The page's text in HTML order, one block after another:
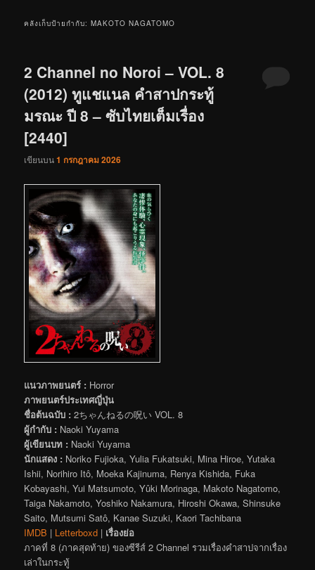
คลังเก็บป้ายกำกับ:MAKOTO NAGATOMO
2 Channel no Noroi – VOL. 8
(2012) ทูแชแนล คำสาปกระทู้
มรณะ ปี 8 – ซับไทยเต็มเรื่อง
[2440]
เขียนบน1 กรกฎาคม 2026
แนวภาพยนตร์ : Horror
ภาพยนตร์ประเทศญี่ปุ่น
ชื่อต้นฉบับ : 2ちゃんねるの呪い VOL. 8
ผู้กำกับ : Naoki Yuyama
ผู้เขียนบท : Naoki Yuyama
นักแสดง : Noriko Fujioka, Yulia Fukatsuki, Mina Hiroe, Yutaka
Ishii, Norihiro Itô, Moeka Kajinuma, Renya Kishida, Fuka
Kobayashi, Yui Matsumoto, Yûki Morinaga, Makoto Nagatomo,
Taiga Nakamoto, Yoshiko Nakamura, Hiroshi Okawa, Shinsuke
Saito, Mutsumi Satô, Kanae Suzuki, Kaori Tachibana
IMDB | Letterboxd | เรื่องย่อ
ภาคที่ 8 (ภาคสุดท้าย) ของซีรีส์ 2 Channel รวมเรื่องคำสาปจากเรื่อง
เล่าในกระทู้